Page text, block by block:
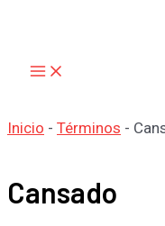
Inicio - Términos -
Cansado